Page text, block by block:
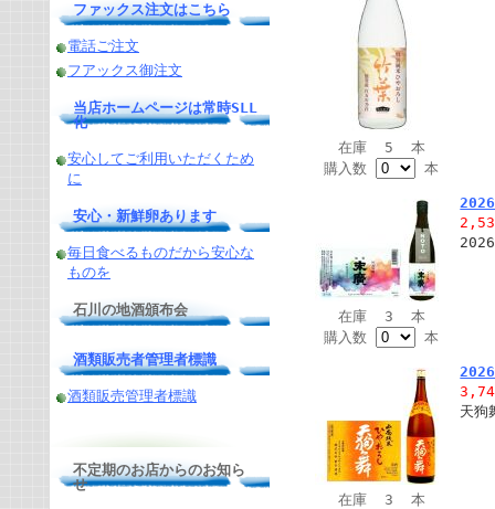
ファックス注文はこちら
電話ご注文
フアックス御注文
当店ホームページは常時SLL
化
安心してご利用いただくため
に
安心・新鮮卵あります
毎日食べるものだから安心な
ものを
石川の地酒頒布会
酒類販売者管理者標識
酒類販売管理者標識
不定期のお店からのお知ら
せ
在庫 5 本
購入数
本
在庫 3 本
購入数
本
在庫 3 本
天狗